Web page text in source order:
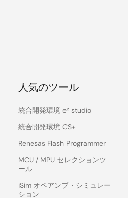
人気のツール
統合開発環境 e² studio
統合開発環境 CS+
Renesas Flash Programmer
MCU / MPU セレクションツ
ール
iSim オペアンプ・シミュレー
ション